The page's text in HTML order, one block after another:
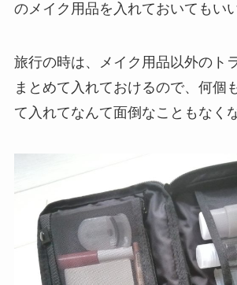
のメイク用品を入れておいてもい
旅行の時は、メイク用品以外のト
まとめて入れておけるので、何個
て入れてなんて面倒なこともなく